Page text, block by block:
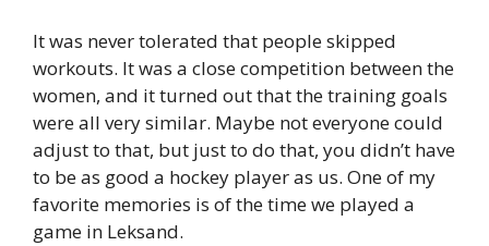
It was never tolerated that people skipped
workouts. It was a close competition between the
women, and it turned out that the training goals
were all very similar. Maybe not everyone could
adjust to that, but just to do that, you didn’t have
to be as good a hockey player as us. One of my
favorite memories is of the time we played a
game in Leksand.